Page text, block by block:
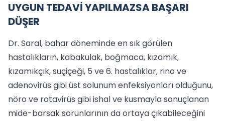
UYGUN TEDAVİ YAPILMAZSA BAŞARI
DÜŞER
Dr. Saral, bahar döneminde en sık görülen
hastalıkların, kabakulak, boğmaca, kızamık,
kızamıkçık, suçiçeği, 5 ve 6. hastalıklar, rino ve
adenovirüs gibi üst solunum enfeksiyonları olduğunu,
nöro ve rotavirüs gibi ishal ve kusmayla sonuçlanan
mide-barsak sorunlarının da ortaya çıkabileceğini